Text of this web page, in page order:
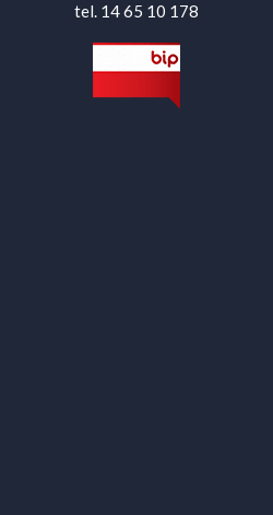
tel. 14 65 10 178